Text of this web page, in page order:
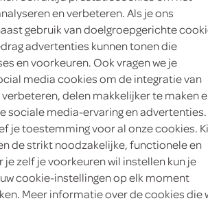
is niet meer leverbaar vanuit SPAR
aanbiedingen zijn niet zichtbaar bij
in de winkelmand.
boter met zachte smaak voor
en verbeteren. Als je ons
gebruik van doelgroepgerichte
advertenties kunnen tonen die
en voorkeuren. Ook vragen we je
media cookies om de integratie van
delen makkelijker te maken
sociale media-ervaring en advertenties.
je toestemming voor al onze cookies.
de strikt noodzakelijke, functionele en
zelf je voorkeuren wil instellen kun je
cookie-instellingen op elk moment
Meer informatie over de cookies die